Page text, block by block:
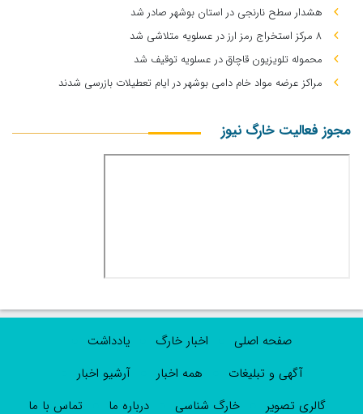
هشدار سطح نارنجی در استان بوشهر صادر شد
۸ مرکز استخراج رمز ارز در عسلویه متلاشی شد
محموله تلویزیون قاچاق در عسلویه توقیف شد
مراکز عرضه مواد خام دامی بوشهر در ایام تعطیلات بازرسی شدند
مجوز فعالیت خارگ نیوز
صفحه اصلی اخبار خارگ
یادداشت
آگهی و تبلیغات
همه اخبار
آرشیو اخبار
گالری تصویر
خارگ شناسی درباره ما تماس با ما